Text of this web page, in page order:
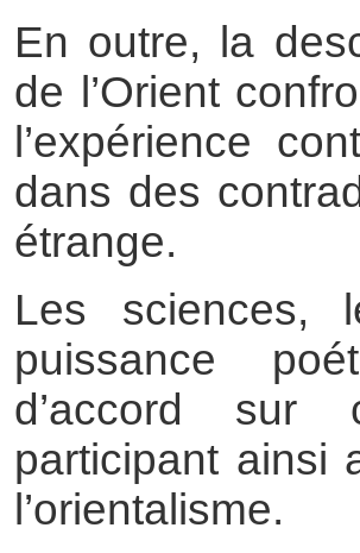
En outre, la
de l’Orient
l’expérience
dans des
étrange.
Les sciences,
puissance
d’accord sur
participant ainsi
l’orientalisme.